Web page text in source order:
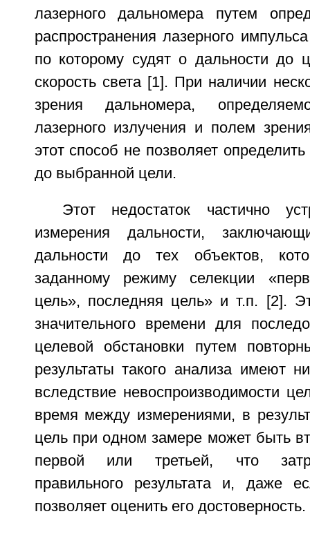
лазерного дальномера путем
распространения лазерного
по которому судят о дальности до
скорость света [1]. При наличии
зрения дальномера,
лазерного излучения и полем
этот способ не позволяет
до выбранной цели.
Этот недостаток частично
измерения дальности,
дальности до тех объектов,
заданному режиму селекции
цель», последняя цель» и т.п. [2].
значительного времени для
целевой обстановки путем
результаты такого анализа имеют
вследствие невоспроизводимости
время между измерениями, в
цель при одном замере может быть
первой или третьей, что
правильного результата и, даже
позволяет оценить его достоверность.